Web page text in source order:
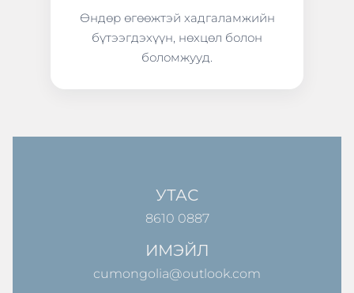
Өндөр өгөөжтэй хадгаламжийн
бүтээгдэхүүн, нөхцөл болон
боломжууд.
УТАС
8610 0887
ИМЭЙЛ
cumongolia@outlook.com